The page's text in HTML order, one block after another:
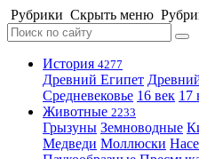
Рубрики Скрыть меню
История 4277
Древний Египет
Средневековье 16 век 17
Животные 2233
Грызуны Земноводные
Медведи Моллюски